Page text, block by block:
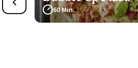
60 Min.